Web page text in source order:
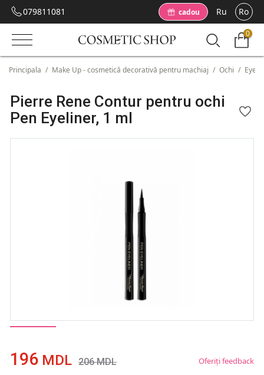
079811081 cadou Ru Ro
0
Principala / Make Up - cosmetică decorativă pentru machiaj / Ochi /
Pierre Rene Contur pentru ochi
Pen Eyeliner, 1 ml
196 MDL 206MDL Oferiți feedback